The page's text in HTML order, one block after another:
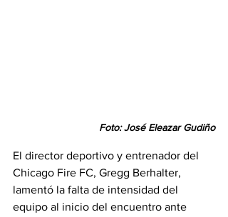
Foto: José Eleazar Gudiño
El director deportivo y entrenador del
Chicago Fire FC, Gregg Berhalter,
lamentó la falta de intensidad del
equipo al inicio del encuentro ante